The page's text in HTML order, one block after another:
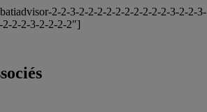
2-2-3-2-2-2-2-2-2-2-2-2-2-3-2-2-3-
2-2-3-2-2-2-2″]